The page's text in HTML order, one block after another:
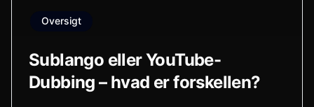
Oversigt
Sublango eller YouTube-
Dubbing – hvad er forskellen?